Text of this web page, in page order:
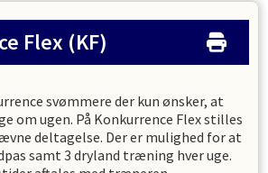
Flex (KF)
svømmere der kun ønsker, at
om ugen. På Konkurrence Flex stilles
deltagelse. Der er mulighed for at
samt 3 dryland træning hver uge.